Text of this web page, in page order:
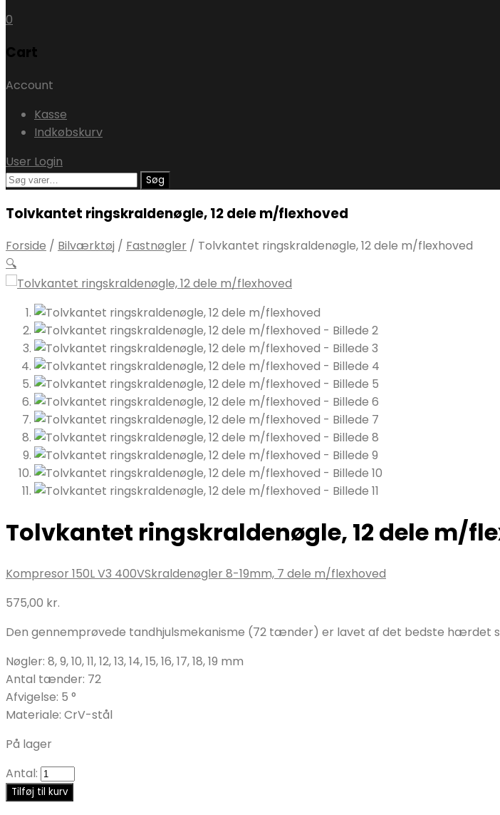
0
Cart
Account
Kasse
Indkøbskurv
User Login
Søg
Søg
Tolvkantet ringskraldenøgle, 12 dele m/flexhoved
Forside / Bilværktøj / Fastnøgler / Tolvkantet ringskraldenøgle, 12 dele m/flexhoved
🔍
Tolvkantet ringskraldenøgle, 12 dele m/
Kompresor 150L V3 400VSkraldenøgler 8-19mm, 7 dele m/flexhoved
575,00 kr.
Den gennemprøvede tandhjulsmekanisme (72 tænder) er lavet af det bedste hærdet
Nøgler: 8, 9, 10, 11, 12, 13, 14, 15, 16, 17, 18, 19 mm
Antal tænder: 72
Afvigelse: 5 °
Materiale: CrV-stål
På lager
Antal:
Tilføj til kurv